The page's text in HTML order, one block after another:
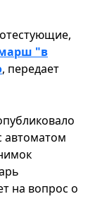
"в
, передает
автоматом
на вопрос о